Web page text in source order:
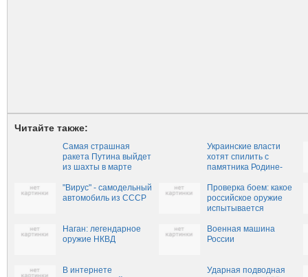
Читайте также:
Cамая страшная
ракета Путина выйдет
из шахты в марте
Украинские власти
хотят спилить с
памятника Родине-
"Вирус" - самодельный
автомобиль из СССР
Проверка боем: какое
российское оружие
испытывается
Наган: легендарное
оружие НКВД
Военная машина
России
В интернете
Ударная подводная